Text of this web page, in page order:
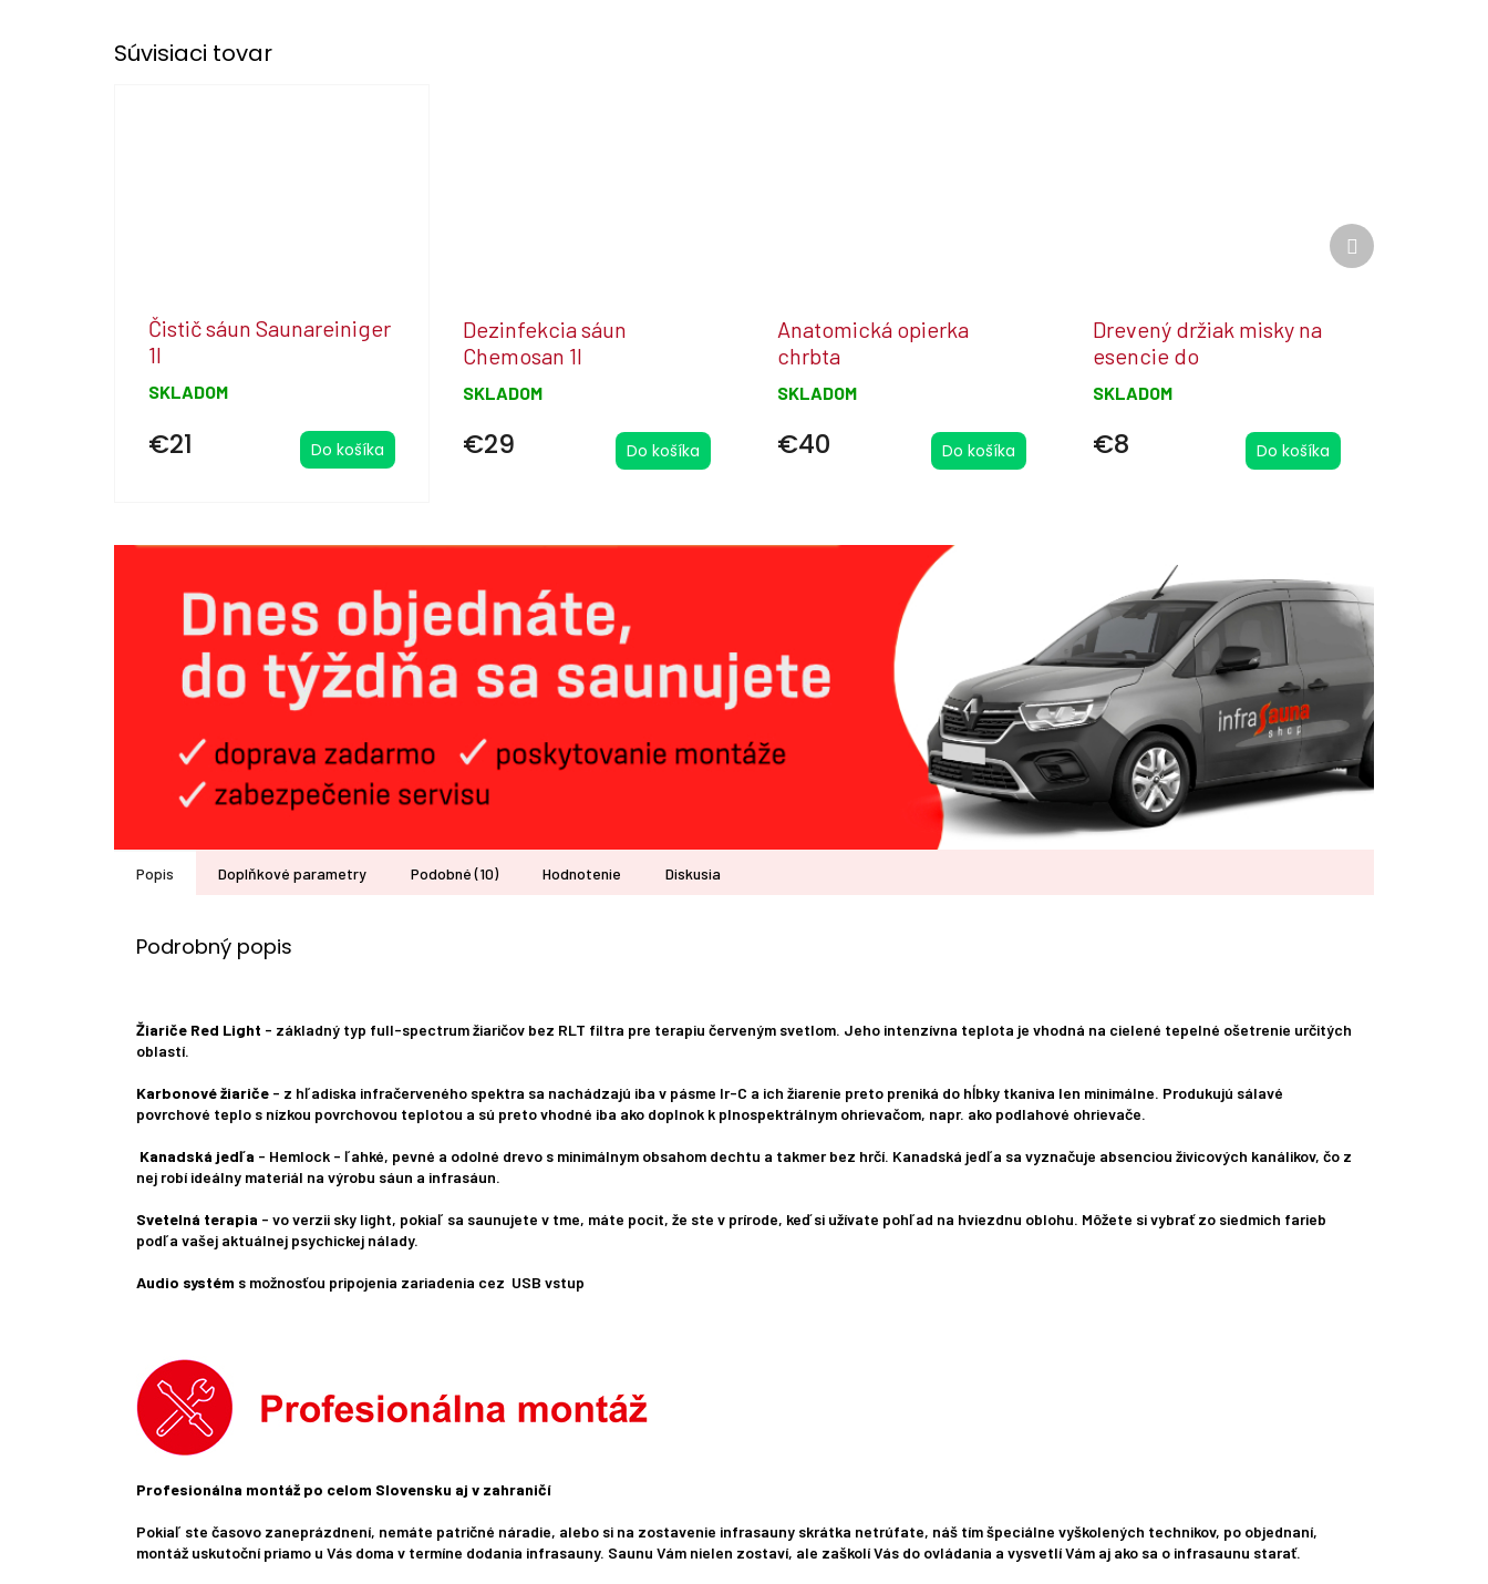
Súvisiaci tovar
Čistič sáun Saunareiniger
1l
SKLADOM
€21 Do košíka
Dezinfekcia sáun
Chemosan 1l
SKLADOM
€29 Do košíka
Anatomická opierka
chrbta
SKLADOM
€40 Do košíka
Drevený držiak misky na
esencie do
sauny/infrasauny
SKLADOM
€8 Do košíka
Ďalší
produkt
Popis Doplňkové parametry Podobné (10) Hodnotenie Diskusia
Podrobný popis
Žiariče Red Light - základný typ full-spectrum žiaričov bez RLT filtra pre terapiu červeným svetlom. Jeho intenzívna teplota je vhodná na cielené tepelné ošetrenie určitých
oblastí.
Karbonové žiariče - z hľadiska infračerveného spektra sa nachádzajú iba v pásme Ir-C a ich žiarenie preto preniká do hĺbky tkaniva len minimálne. Produkujú sálavé
povrchové teplo s nízkou povrchovou teplotou a sú preto vhodné iba ako doplnok k plnospektrálnym ohrievačom, napr. ako podlahové ohrievače.
Kanadská jedľa - Hemlock - ľahké, pevné a odolné drevo s minimálnym obsahom dechtu a takmer bez hrčí. Kanadská jedľa sa vyznačuje absenciou živicových kanálikov, čo z
nej robí ideálny materiál na výrobu sáun a infrasáun.
Svetelná terapia - vo verzii sky light, pokiaľ sa saunujete v tme, máte pocit, že ste v prírode, keď si užívate pohľad na hviezdnu oblohu. Môžete si vybrať zo siedmich farieb
podľa vašej aktuálnej psychickej nálady.
Audio systém s možnosťou pripojenia zariadenia cez USB vstup
Profesionálna montáž po celom Slovensku aj v zahraničí
Pokiaľ ste časovo zaneprázdnení, nemáte patričné ​​náradie, alebo si na zostavenie infrasauny skrátka netrúfate, náš tím špeciálne vyškolených technikov, po objednaní,
montáž uskutoční priamo u Vás doma v termíne dodania infrasauny. Saunu Vám nielen zostaví, ale zaškolí Vás do ovládania a vysvetlí Vám aj ako sa o infrasaunu starať.